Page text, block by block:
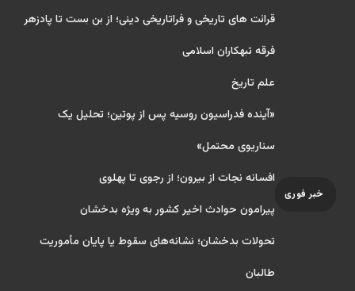
خبر فوری
قرائت های تاریخی و فراتاریخی دینی؛ از بن بست تا پادزهر
فرقه تبهکاران اسلامی
علم تاریخ
«آینده فدراسیون روسیه پس از پوتین؛ تحلیل یک
سناریوی محتمل»
افسانه نجات از بیرون؛ از رجوی تا پهلوی
پیرامون حوادث اخیر کشور به ویژه بدخشان
تحولات بدخشان؛ نشانه‌های سقوط یا پایان مأموریت
طالبان